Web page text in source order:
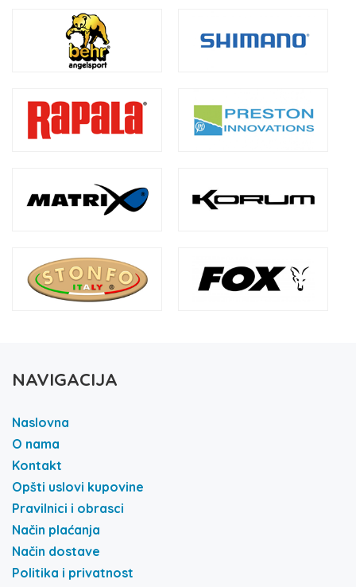
NAVIGACIJA
Naslovna
O nama
Kontakt
Opšti uslovi kupovine
Pravilnici i obrasci
Način plaćanja
Način dostave
Politika i privatnost